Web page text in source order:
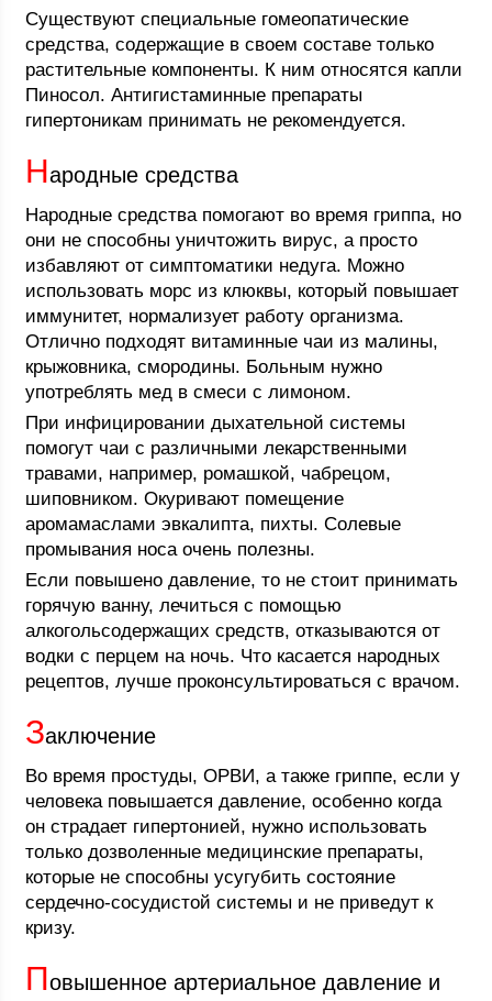
Существуют специальные гомеопатические
средства, содержащие в своем составе только
растительные компоненты. К ним относятся капли
Пиносол. Антигистаминные препараты
гипертоникам принимать не рекомендуется.
Народные средства
Народные средства помогают во время гриппа, но
они не способны уничтожить вирус, а просто
избавляют от симптоматики недуга. Можно
использовать морс из клюквы, который повышает
иммунитет, нормализует работу организма.
Отлично подходят витаминные чаи из малины,
крыжовника, смородины. Больным нужно
употреблять мед в смеси с лимоном.
При инфицировании дыхательной системы
помогут чаи с различными лекарственными
травами, например, ромашкой, чабрецом,
шиповником. Окуривают помещение
аромамаслами эвкалипта, пихты. Солевые
промывания носа очень полезны.
Если повышено давление, то не стоит принимать
горячую ванну, лечиться с помощью
алкогольсодержащих средств, отказываются от
водки с перцем на ночь. Что касается народных
рецептов, лучше проконсультироваться с врачом.
Заключение
Во время простуды, ОРВИ, а также гриппе, если у
человека повышается давление, особенно когда
он страдает гипертонией, нужно использовать
только дозволенные медицинские препараты,
которые не способны усугубить состояние
сердечно-сосудистой системы и не приведут к
кризу.
Повышенное артериальное давление и